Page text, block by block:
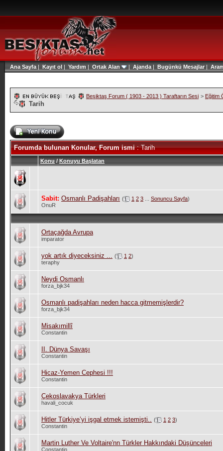
Ana Sayfa | Kayıt ol | Yardım | Ortak Alan | Ajanda | Bugünkü Mesajlar|
Beşiktaş Forum ( 1903 - 2013 ) Taraftarın Sesi > Eğitim
Tarih
Forumda bulunan Konular, Forum ismi: Tarih
Konu / Konuyu Başlatan
Sabit: Osmanlı Padişahları ( 1 2 3... Sonuncu Sayfa)
OnuR
Ortaçağda Avrupa
imparator
yok artık diyeceksiniz ... ( 1 2)
teraphy
Neydi Osmanlı
forza_bjk34
Osmanlı padişahları neden hacca gitmemişlerdir?
forza_bjk34
Misakımillî
Constantin
II. Dünya Savaşı
Constantin
Hicaz-Yemen Cephesi !!!
Constantin
Çekoslavakya Türkleri
havali_cocuk
Hitler Türkiye’yi işgal etmek istemişti.. ( 1 2 3)
Constantin
Martin Luther Ve Voltaire'nn Türkler Hakkındaki Düşünceleri
Constantin